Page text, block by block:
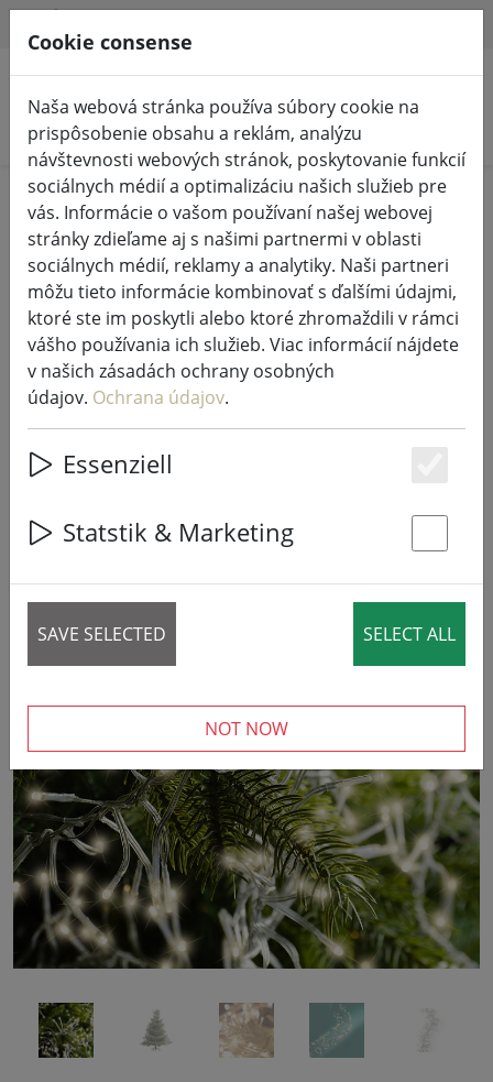
Vyhľadať produkty
Home
Rozprávkové svetlá a osvetlenie
Osvetlená dekorácia
Kaemingk Lumineo zhluk
rozprávkových svetiel 1512 LED
teplá biela vonkajšia 14 m
transparentná
14% DISCOUNT
Cookie consense
Naša webová stránka používa súbory cookie na
prispôsobenie obsahu a reklám, analýzu
návštevnosti webových stránok, poskytovanie funkcií
sociálnych médií a optimalizáciu našich služieb pre
vás. Informácie o vašom používaní našej webovej
stránky zdieľame aj s našimi partnermi v oblasti
sociálnych médií, reklamy a analytiky. Naši partneri
môžu tieto informácie kombinovať s ďalšími údajmi,
ktoré ste im poskytli alebo ktoré zhromaždili v rámci
vášho používania ich služieb. Viac informácií nájdete
v našich zásadách ochrany osobných
údajov. Ochrana údajov.
Essenziell
Statstik & Marketing
SAVE SELECTED SELECT ALL
NOT NOW